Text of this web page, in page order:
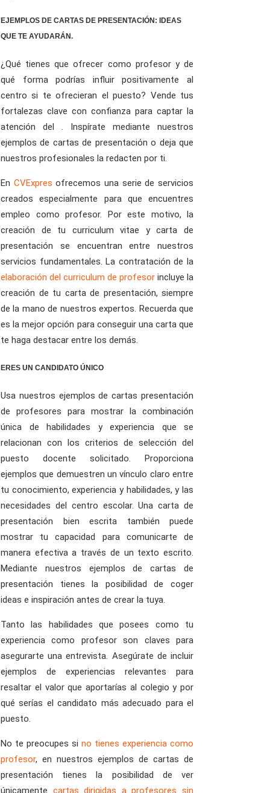
EJEMPLOS DE CARTAS DE PRESENTACIÓN: IDEAS
QUE TE AYUDARÁN.
¿Qué tienes que ofrecer como profesor y de
qué forma podrías influir positivamente al
centro si te ofrecieran el puesto? Vende tus
fortalezas clave con confianza para captar la
atención del . Inspírate mediante nuestros
ejemplos de cartas de presentación o deja que
nuestros profesionales la redacten por ti.
En CVExpres ofrecemos una serie de servicios
creados especialmente para que encuentres
empleo como profesor. Por este motivo, la
creación de tu curriculum vitae y carta de
presentación se encuentran entre nuestros
servicios fundamentales. La contratación de la
elaboración del curriculum de profesor incluye la
creación de tu carta de presentación, siempre
de la mano de nuestros expertos. Recuerda que
es la mejor opción para conseguir una carta que
te haga destacar entre los demás.
ERES UN CANDIDATO ÚNICO
Usa nuestros ejemplos de cartas presentación
de profesores para mostrar la combinación
única de habilidades y experiencia que se
relacionan con los criterios de selección del
puesto docente solicitado. Proporciona
ejemplos que demuestren un vínculo claro entre
tu conocimiento, experiencia y habilidades, y las
necesidades del centro escolar. Una carta de
presentación bien escrita también puede
mostrar tu capacidad para comunicarte de
manera efectiva a través de un texto escrito.
Mediante nuestros ejemplos de cartas de
presentación tienes la posibilidad de coger
ideas e inspiración antes de crear la tuya.
Tanto las habilidades que posees como tu
experiencia como profesor son claves para
asegurarte una entrevista. Asegúrate de incluir
ejemplos de experiencias relevantes para
resaltar el valor que aportarías al colegio y por
qué serías el candidato más adecuado para el
puesto.
No te preocupes si no tienes experiencia como
profesor, en nuestros ejemplos de cartas de
presentación tienes la posibilidad de ver
únicamente cartas dirigidas a profesores sin